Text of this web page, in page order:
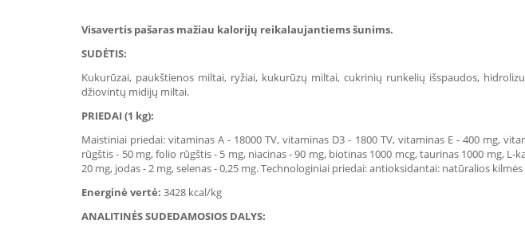
Visavertis pašaras mažiau kalorijų reikalaujantiems šunims.
SUDĖTIS:
Kukurūzai, paukštienos miltai, ryžiai, kukurūzų miltai, cukrinių runkelių išspaudos,
džiovintų midijų miltai.
PRIEDAI (1 kg):
Maistiniai priedai: vitaminas A - 18000 TV, vitaminas D3 - 1800 TV, vitaminas E - 400 mg,
rūgštis - 50 mg, folio rūgštis - 5 mg, niacinas - 90 mg, biotinas 1000 mcg, taurinas 1000 mg,
20 mg, jodas - 2 mg, selenas - 0,25 mg. Technologiniai priedai: antioksidantai: natūralios
Energinė vertė: 3428 kcal/kg
ANALITINĖS SUDEDAMOSIOS DALYS: